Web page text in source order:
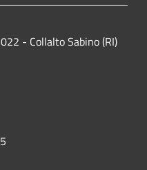
- Collalto Sabino (RI)